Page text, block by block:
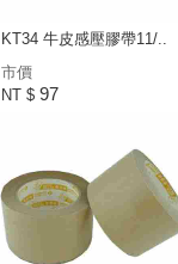
KT34 牛皮感壓膠帶11/..
市價
NT $ 97